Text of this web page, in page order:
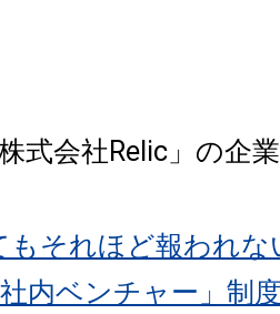
式会社Relic」の企
もそれほど報われ
社内ベンチャー」制